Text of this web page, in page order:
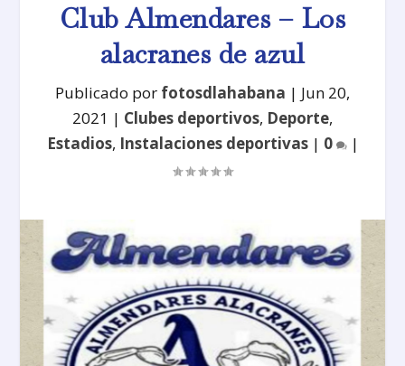
Club Almendares – Los
alacranes de azul
Publicado por fotosdlahabana | Jun 20,
2021 | Clubes deportivos, Deporte,
Estadios, Instalaciones deportivas| 0 |